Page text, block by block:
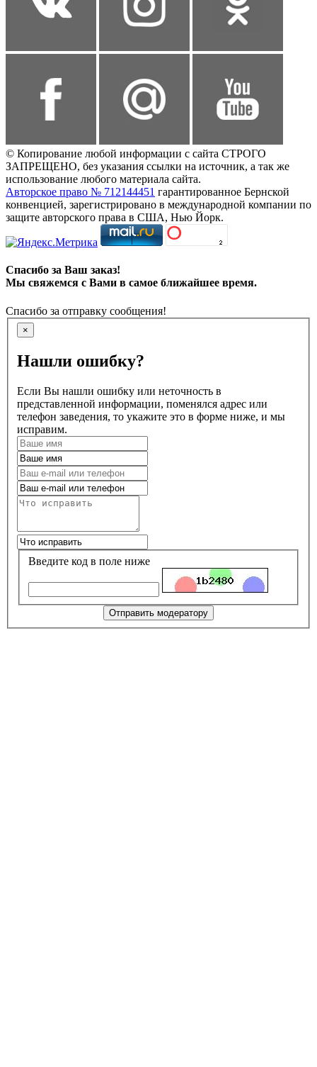
© Копирование любой информации с сайта СТРОГО
ЗАПРЕЩЕНО, без указания ссылки на источник, а так же
использование любого материала сайта.
Авторское право № 712144451 гарантированное Бернской
конвенцией, зарегистрировано в международной компании по
защите авторского права в США, Нью Йорк.
Спасибо за Ваш заказ!
Мы свяжемся с Вами в самое ближайшее время.
Спасибо за отправку сообщения!
×
Нашли ошибку?
Если Вы нашли ошибку или неточность в
представленной информации, поменялся адрес или
телефон заведения, то укажите это в форме ниже, и мы
исправим.
Введите код в поле ниже
Отправить модератору